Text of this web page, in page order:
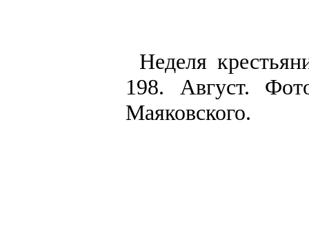
Неделя
198. Август.
Маяковского.